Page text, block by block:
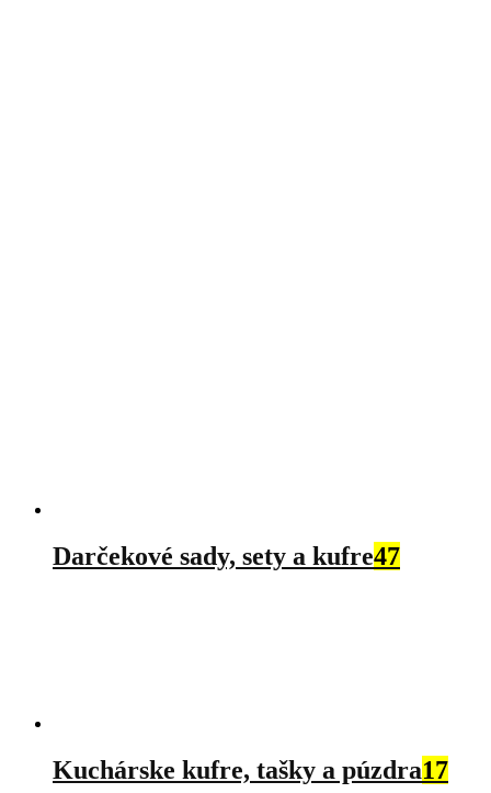
Darčekové sady, sety a kufre47
Kuchárske kufre, tašky a púzdra17